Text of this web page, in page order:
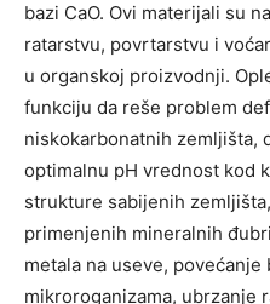
bazi CaO. Ovi materijali su
ratarstvu, povrtarstvu i
u organskoj proizvodnji.
funkciju da reše problem
niskokarbonatnih zemljišta,
optimalnu pH vrednost kod
strukture sabijenih
primenjenih mineralnih
metala na useve,
mikroroganizama, ubrzanje